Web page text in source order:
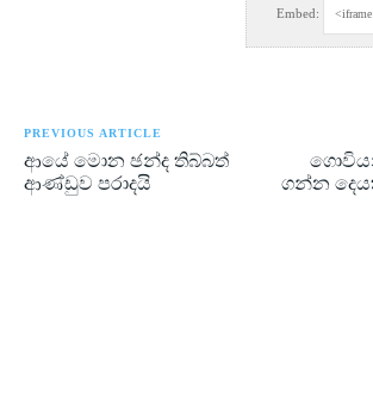
Embed:
PREVIOUS ARTICLE
ආයේ මොන ඡන්ද තිබ්බත්
ආණ්ඩුව පරාදයි
ගන්න